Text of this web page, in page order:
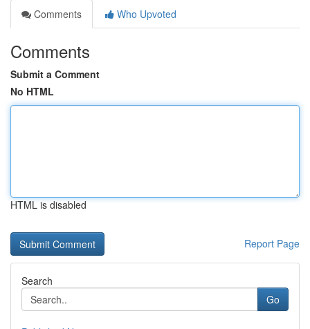
Comments
Who Upvoted
Comments
Submit a Comment
No HTML
HTML is disabled
Report Page
Search
Go